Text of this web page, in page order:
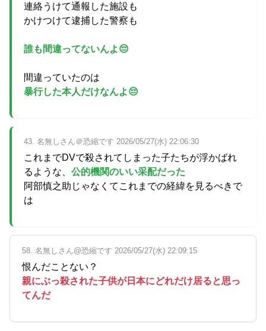
連絡うけて通報した施設も
かけつけて逮捕した警察も
誰も間違ってないんよ😔
間違っていたのは
暴行した本人だけなんよ😔
43. 名無しさん＠恐縮です 2026/05/27(水) 22:06:30
これまでDVで殺されてしまった子たちが浮かばれ
るような、 公的機関のいい采配だった
阿部慎之助じゃなくてこれまでの経緯を見るべきで
は
58. 名無しさん@恐縮です 2026/05/27(水) 22:09:15
恨んだことない？
親にぶっ殺された子供が日本にどれだけ居ると思っ
てんだ